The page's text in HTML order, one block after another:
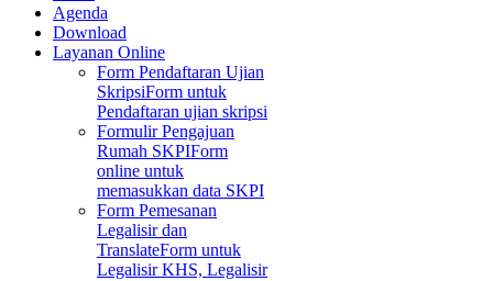
Agenda
Download
Layanan Online
Form Pendaftaran Ujian
SkripsiForm untuk
Pendaftaran ujian skripsi
Formulir Pengajuan
Rumah SKPIForm
online untuk
memasukkan data SKPI
Form Pemesanan
Legalisir dan
TranslateForm untuk
Legalisir KHS, Legalisir